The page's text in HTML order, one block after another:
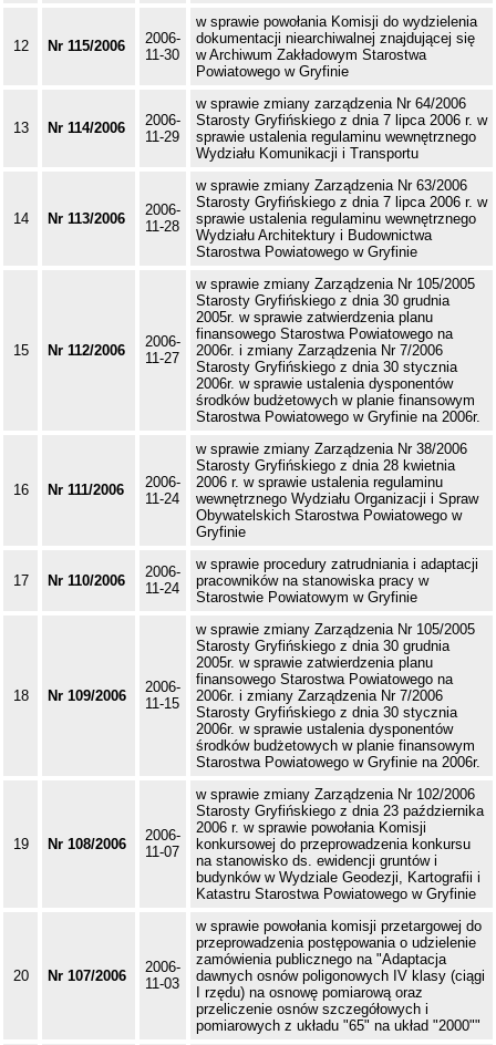
12 Nr 115/2006
2006-
11-30
w sprawie powołania Komisji do wydzielenia
dokumentacji niearchiwalnej znajdującej się
w Archiwum Zakładowym Starostwa
Powiatowego w Gryfinie
13 Nr 114/2006
2006-
11-29
w sprawie zmiany zarządzenia Nr 64/2006
Starosty Gryfińskiego z dnia 7 lipca 2006 r. w
sprawie ustalenia regulaminu wewnętrznego
Wydziału Komunikacji i Transportu
14 Nr 113/2006
2006-
11-28
w sprawie zmiany Zarządzenia Nr 63/2006
Starosty Gryfińskiego z dnia 7 lipca 2006 r. w
sprawie ustalenia regulaminu wewnętrznego
Wydziału Architektury i Budownictwa
Starostwa Powiatowego w Gryfinie
15 Nr 112/2006
2006-
11-27
w sprawie zmiany Zarządzenia Nr 105/2005
Starosty Gryfińskiego z dnia 30 grudnia
2005r. w sprawie zatwierdzenia planu
finansowego Starostwa Powiatowego na
2006r. i zmiany Zarządzenia Nr 7/2006
Starosty Gryfińskiego z dnia 30 stycznia
2006r. w sprawie ustalenia dysponentów
środków budżetowych w planie finansowym
Starostwa Powiatowego w Gryfinie na 2006r.
16 Nr 111/2006
2006-
11-24
w sprawie zmiany Zarządzenia Nr 38/2006
Starosty Gryfińskiego z dnia 28 kwietnia
2006 r. w sprawie ustalenia regulaminu
wewnętrznego Wydziału Organizacji i Spraw
Obywatelskich Starostwa Powiatowego w
Gryfinie
17 Nr 110/2006
2006-
11-24
w sprawie procedury zatrudniania i adaptacji
pracowników na stanowiska pracy w
Starostwie Powiatowym w Gryfinie
18 Nr 109/2006
2006-
11-15
w sprawie zmiany Zarządzenia Nr 105/2005
Starosty Gryfińskiego z dnia 30 grudnia
2005r. w sprawie zatwierdzenia planu
finansowego Starostwa Powiatowego na
2006r. i zmiany Zarządzenia Nr 7/2006
Starosty Gryfińskiego z dnia 30 stycznia
2006r. w sprawie ustalenia dysponentów
środków budżetowych w planie finansowym
Starostwa Powiatowego w Gryfinie na 2006r.
19 Nr 108/2006
2006-
11-07
w sprawie zmiany Zarządzenia Nr 102/2006
Starosty Gryfińskiego z dnia 23 października
2006 r. w sprawie powołania Komisji
konkursowej do przeprowadzenia konkursu
na stanowisko ds. ewidencji gruntów i
budynków w Wydziale Geodezji, Kartografii i
Katastru Starostwa Powiatowego w Gryfinie
20 Nr 107/2006
2006-
11-03
w sprawie powołania komisji przetargowej do
przeprowadzenia postępowania o udzielenie
zamówienia publicznego na "Adaptacja
dawnych osnów poligonowych IV klasy (ciągi
I rzędu) na osnowę pomiarową oraz
przeliczenie osnów szczegółowych i
pomiarowych z układu "65" na układ "2000""